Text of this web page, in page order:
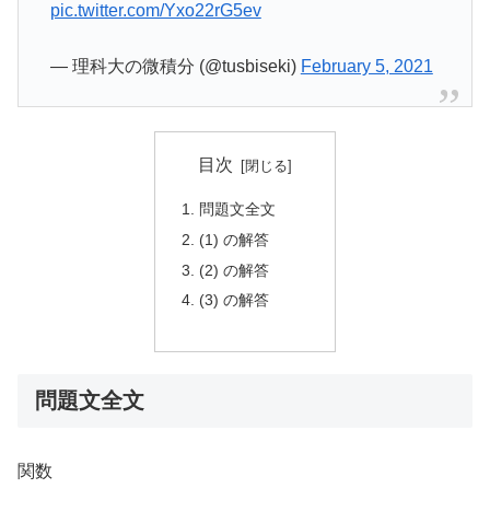
pic.twitter.com/Yxo22rG5ev
— 理科大の微積分 (@tusbiseki) February 5, 2021
目次
問題文全文
(1) の解答
(2) の解答
(3) の解答
問題文全文
関数